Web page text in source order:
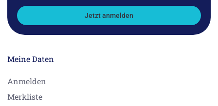
Jetzt anmelden
Meine Daten
Anmelden
Merkliste